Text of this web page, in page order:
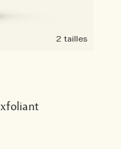
2 tailles